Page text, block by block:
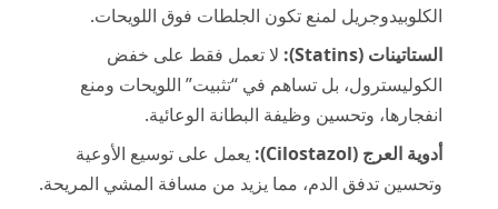
الكلوبيدوجريل لمنع تكون الجلطات فوق اللويحات.
الستاتينات (Statins):
لا تعمل فقط على خفض
الكوليسترول، بل تساهم في “تثبيت” اللويحات ومنع
انفجارها، وتحسين وظيفة البطانة الوعائية.
أدوية العرج (Cilostazol):
يعمل على توسيع الأوعية
وتحسين تدفق الدم، مما يزيد من مسافة المشي المريحة.